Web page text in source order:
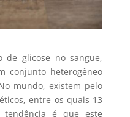
de glicose no sangue,
conjunto heterogêneo
mundo, existem pelo
entre os quais 13
tendência é que este